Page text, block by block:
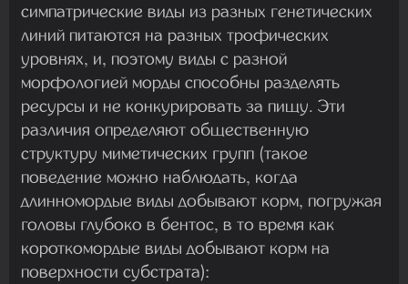
симпатрические виды из разных генетических
линий питаются на разных трофических
уровнях, и, поэтому виды с разной
морфологией морды способны разделять
ресурсы и не конкурировать за пищу. Эти
различия определяют общественную
структуру миметических групп (такое
поведение можно наблюдать, когда
длинномордые виды добывают корм, погружая
головы глубоко в бентос, в то время как
короткомордые виды добывают корм на
поверхности субстрата):